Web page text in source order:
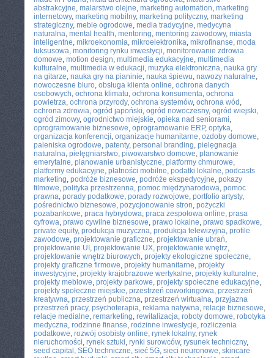
abstrakcyjne, malarstwo olejne, marketing automation, marketing
internetowy, marketing mobilny, marketing polityczny, marketing
strategiczny, meble ogrodowe, media tradycyjne, medycyna
naturalna, mental health, mentoring, mentoring zawodowy, miasta
inteligentne, mikroekonomia, mikroelektronika, mikrofinanse, moda
luksusowa, monitoring rynku inwestycji, monitorowanie zdrowia
domowe, motion design, multimedia edukacyjne, multimedia
kulturalne, multimedia w edukacji, muzyka elektroniczna, nauka gry
na gitarze, nauka gry na pianinie, nauka śpiewu, nawozy naturalne,
nowoczesne biuro, obsługa klienta online, ochrona danych
osobowych, ochrona klimatu, ochrona konsumenta, ochrona
powietrza, ochrona przyrody, ochrona systemów, ochrona wód ,
ochrona zdrowia, ogród japoński, ogród nowoczesny, ogród wiejski,
ogród zimowy, ogrodnictwo miejskie, opieka nad seniorami,
oprogramowanie biznesowe, oprogramowanie ERP, optyka,
organizacja konferencji, organizacje humanitarne, ozdoby domowe,
paleniska ogrodowe, patenty, personal branding, pielęgnacja
naturalna, pielęgniarstwo, piwowarstwo domowe, planowanie
emerytalne, planowanie urbanistyczne, platformy chmurowe,
platformy edukacyjne, płatności mobilne, podatki lokalne, podcasts
marketing, podróże biznesowe, podróże ekspedycyjne, pokazy
filmowe, polityka przestrzenna, pomoc międzynarodowa, pomoc
prawna, porady podatkowe, porady rozwojowe, portfolio artysty,
pośrednictwo biznesowe, pozycjonowanie stron, pożyczki
pozabankowe, praca hybrydowa, praca zespołowa online, prasa
cyfrowa, prawo cywilne biznesowe, prawo lokalne, prawo spadkowe,
private equity, produkcja muzyczna, produkcja telewizyjna, profile
zawodowe, projektowanie graficzne, projektowanie ubrań,
projektowanie UI , projektowanie UX, projektowanie wnętrz,
projektowanie wnętrz biurowych, projekty ekologiczne społeczne,
projekty graficzne firmowe, projekty humanitarne, projekty
inwestycyjne, projekty krajobrazowe wertykalne, projekty kulturalne,
projekty meblowe, projekty parkowe, projekty społeczne edukacyjne,
projekty społeczne miejskie, przestrzeń coworkingowa, przestrzeń
kreatywna, przestrzeń publiczna, przestrzeń wirtualna, przyjazna
przestrzeń pracy, psychoterapia, reklama natywna, relacje biznesowe,
relacje medialne, remarketing, rewitalizacja, roboty domowe, robotyka
medyczna, rodzinne finanse, rodzinne inwestycje, rozliczenia
podatkowe, rozwój osobisty online, rynek lokalny, rynek
nieruchomości, rynek sztuki, rynki surowców, rysunek techniczny,
seed capital , SEO techniczne, sieć 5G, sieci neuronowe, skincare